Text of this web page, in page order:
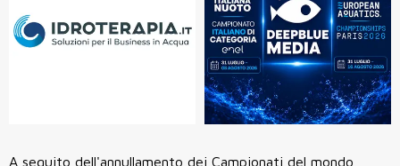
A seguito dell'annullamento dei Campionati del mondo